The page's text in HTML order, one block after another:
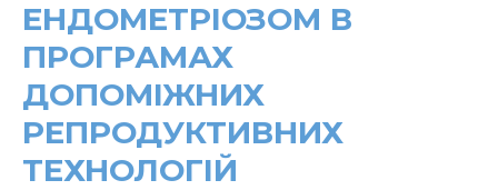
ЕНДОМЕТРІОЗОМ В
ПРОГРАМАХ
ДОПОМІЖНИХ
РЕПРОДУКТИВНИХ
ТЕХНОЛОГІЙ